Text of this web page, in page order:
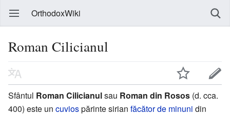
OrthodoxWiki
Roman Cilicianul
Sfântul Roman Cilicianulsau Roman din Rosos (d. cca.
400) este un cuviospărinte sirian făcător de minuni din